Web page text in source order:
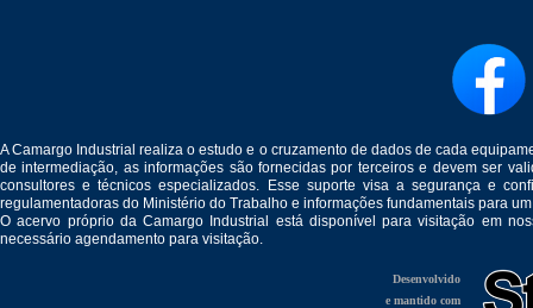
A Camargo Industrial realiza o estudo e o cruzamento de dados de cada
de intermediação, as informações são fornecidas por terceiros e devem ser
consultores e técnicos especializados. Esse suporte visa a segurança e
regulamentadoras do Ministério do Trabalho e informações fundamentais para
O acervo próprio da Camargo Industrial está disponível para visitação em
necessário agendamento para visitação.
Desenvolvido
e mantido com